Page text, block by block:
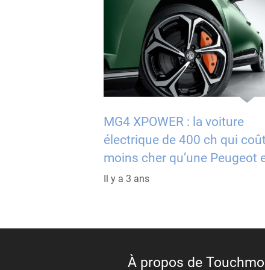
MG4 XPOWER : la voiture
électrique de 400 ch qui
moins cher qu’une Peugeot
Il y a 3 ans
À propos de